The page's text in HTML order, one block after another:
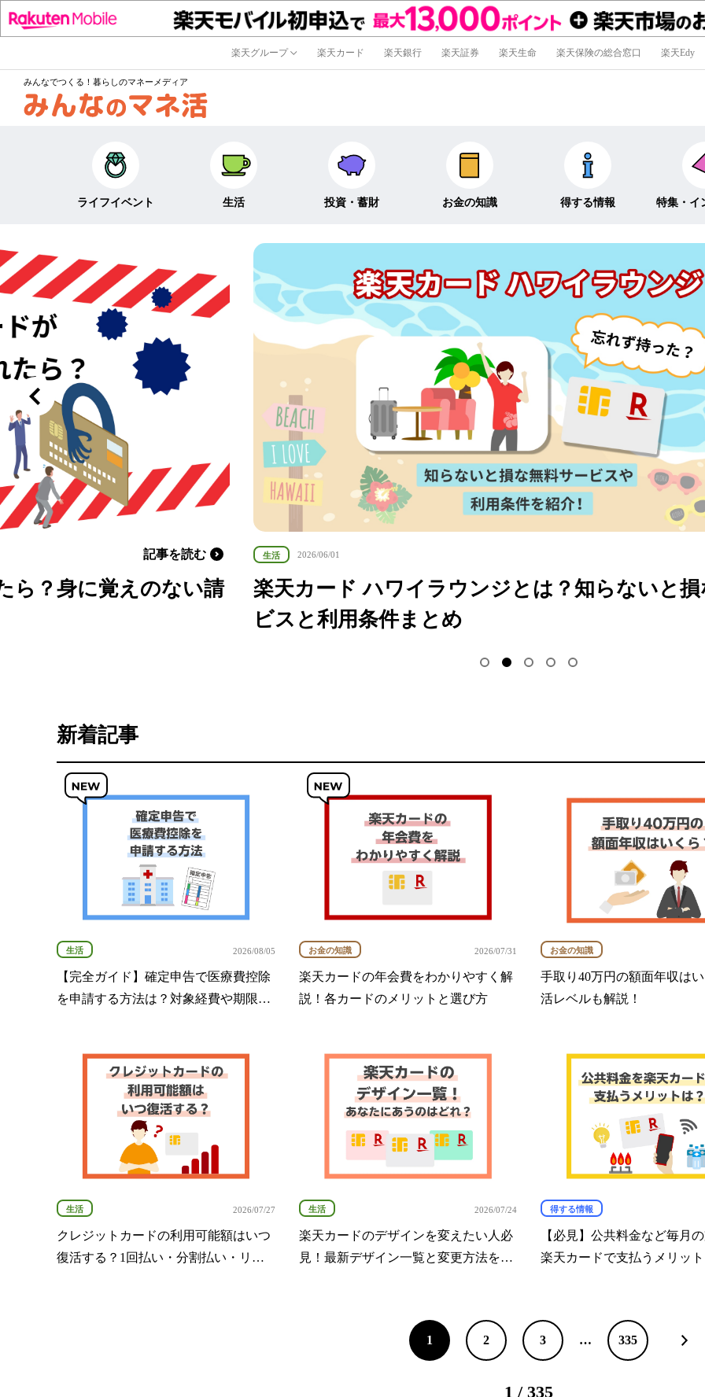
楽天グループ 楽天カード 楽天銀行 楽天証券 楽天生命 楽天保険の総合窓口 楽天Edy
みんなでつくる！暮らしのマネーメディア
ライフイベント
キャリア・働き方
結婚・出産・子育て・
生活・住まい
年金・老後・相続
生活
節約・家計
貯蓄
税金・控除・給付金
健康・身体・保険
投資・蓄財
定期預金・外貨預金
NISA
iDeCo・そのほか投資
お金の知識
そのほか
得する情報
キャンペーン
特集・イ
インタビュ
記事を読む
らないと損な無料サー
生活 2026/06/12
楽天カードは複数持てる？2枚目を作る条件や
メリットを紹介
新着記事
生活 2026/08/05
【完全ガイド】確定申告で医療費控除
を申請する方法は？対象経費や期限を
お金の知識 2026/07/31
楽天カードの年会費をわかりやすく解
説！各カードのメリットと選び方
お金の知識
手取り40万円の額面年収は
活レベルも解説！
生活 2026/07/27
クレジットカードの利用可能額はいつ
復活する？1回払い・分割払い・リボ
生活 2026/07/24
楽天カードのデザインを変えたい人必
見！最新デザイン一覧と変更方法を解
得する情報
【必見】公共料金など毎月
楽天カードで支払うメリッ
1 2 3 … 335
1 / 335